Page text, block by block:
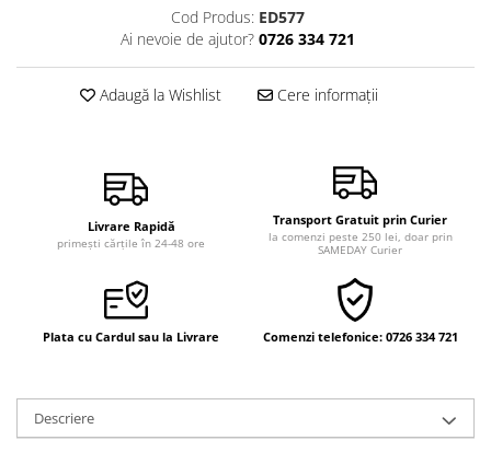
Psihologie practică
Seria Masaru Emoto
Inspiraţie divină
Vindecare spirituală
Viaţa de după moarte
Supă de pui pentru suflet
Yoga
Cod Produs: ED577
Ai nevoie de ajutor? 0726 334 721
Adaugă la Wishlist Cere informații
Livrare Rapidă
primești cărțile în 24-48 ore
Transport Gratuit prin Curier
la comenzi peste 250 lei, doar prin
SAMEDAY Curier
Plata cu Cardul sau la Livrare Comenzi telefonice: 0726 334 721
Descriere